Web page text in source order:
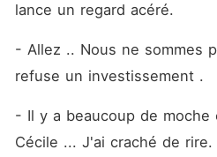
lance un regard acéré.
- Allez .. Nous ne sommes
refuse un investissement .
- Il y a beaucoup de moche
Cécile ... J'ai craché de